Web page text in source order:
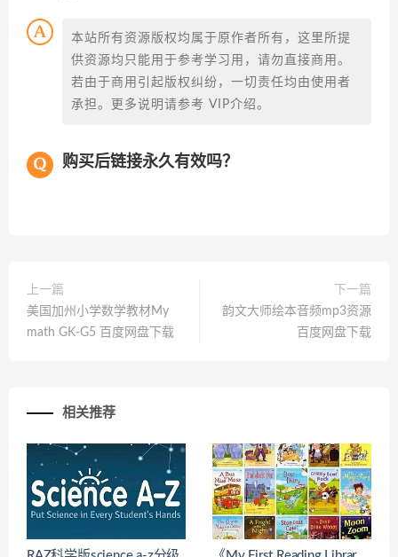
本站所有资源版权均属于原作者所有，这里所提
供资源均只能用于参考学习用，请勿直接商用。
若由于商用引起版权纠纷，一切责任均由使用者
承担。更多说明请参考 VIP介绍。
购买后链接永久有效吗？
上一篇
美国加州小学数学教材My
math GK-G5 百度网盘下载
下一篇
韵文大师绘本音频mp3资源
百度网盘下载
相关推荐